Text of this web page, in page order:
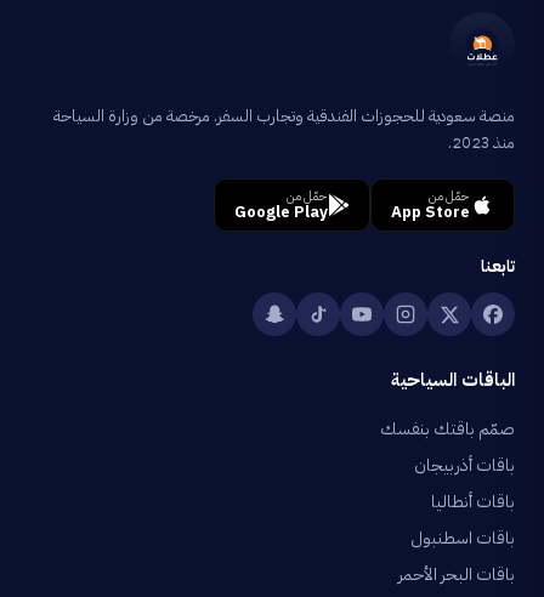
منصة سعودية للحجوزات الفندقية وتجارب السفر. مرخصة من وزارة السياحة
منذ 2023.
حمّل من
App Store
حمّل من
Google Play
تابعنا
الباقات السياحية
صمّم باقتك بنفسك
باقات أذربيجان
باقات أنطاليا
باقات اسطنبول
باقات البحر الأحمر